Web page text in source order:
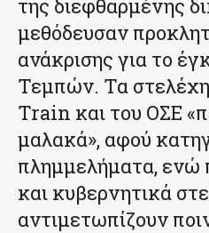
της διεφθαρμένης
μεθόδευσαν
ανάκρισης για το
Τεμπών. Τα
Train και του ΟΣΕ
μαλακά», αφού
πλημμελήματα, ενώ
και κυβερνητικά
αντιμετωπίζουν